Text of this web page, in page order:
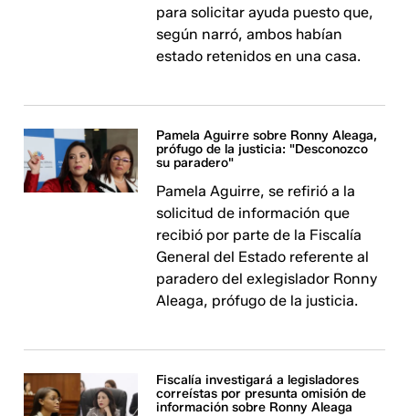
para solicitar ayuda puesto que,
según narró, ambos habían
estado retenidos en una casa.
Pamela Aguirre sobre Ronny Aleaga,
prófugo de la justicia: "Desconozco
su paradero"
Pamela Aguirre, se refirió a la
solicitud de información que
recibió por parte de la Fiscalía
General del Estado referente al
paradero del exlegislador Ronny
Aleaga, prófugo de la justicia.
Fiscalía investigará a legisladores
correístas por presunta omisión de
información sobre Ronny Aleaga